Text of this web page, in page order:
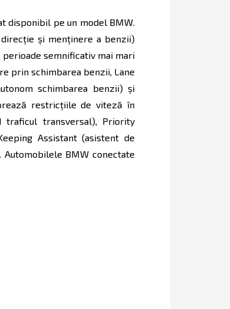
disponibil pe un model BMW.
şi menţinere a benzii)
semnificativ mai mari
prin schimbarea benzii, Lane
schimbarea benzii) şi
restricţiile de viteză în
traficul transversal), Priority
Assistant (asistent de
BMW conectate